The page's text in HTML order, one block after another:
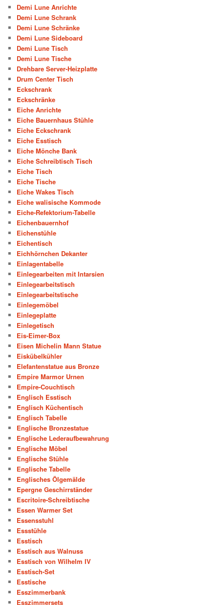
Demi Lune Anrichte
Demi Lune Schrank
Demi Lune Schränke
Demi Lune Sideboard
Demi Lune Tisch
Demi Lune Tische
Drehbare Server-Heizplatte
Drum Center Tisch
Eckschrank
Eckschränke
Eiche Anrichte
Eiche Bauernhaus Stühle
Eiche Eckschrank
Eiche Esstisch
Eiche Mönche Bank
Eiche Schreibtisch Tisch
Eiche Tisch
Eiche Tische
Eiche Wakes Tisch
Eiche walisische Kommode
Eiche-Refektorium-Tabelle
Eichenbauernhof
Eichenstühle
Eichentisch
Eichhörnchen Dekanter
Einlagentabelle
Einlegearbeiten mit Intarsien
Einlegearbeitstisch
Einlegearbeitstische
Einlegemöbel
Einlegeplatte
Einlegetisch
Eis-Eimer-Box
Eisen Michelin Mann Statue
Eiskübelkühler
Elefantenstatue aus Bronze
Empire Marmor Urnen
Empire-Couchtisch
Englisch Esstisch
Englisch Küchentisch
Englisch Tabelle
Englische Bronzestatue
Englische Lederaufbewahrung
Englische Möbel
Englische Stühle
Englische Tabelle
Englisches Ölgemälde
Epergne Geschirrständer
Escritoire-Schreibtische
Essen Warmer Set
Essensstuhl
Essstühle
Esstisch
Esstisch aus Walnuss
Esstisch von Wilhelm IV
Esstisch-Set
Esstische
Esszimmerbank
Esszimmersets